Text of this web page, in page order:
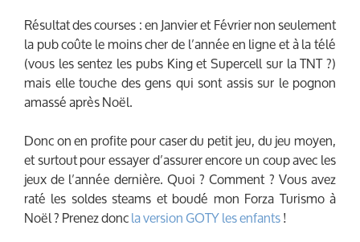
Résultat des courses : en Janvier et Février non seulement
la pub coûte le moins cher de l’année en ligne et à la télé
(vous les sentez les pubs King et Supercell sur la TNT ?)
mais elle touche des gens qui sont assis sur le pognon
amassé après Noël.
Donc on en profite pour caser du petit jeu, du jeu moyen,
et surtout pour essayer d’assurer encore un coup avec les
jeux de l’année dernière. Quoi ? Comment ? Vous avez
raté les soldes steams et boudé mon Forza Turismo à
Noël ? Prenez doncla version GOTYles enfants!